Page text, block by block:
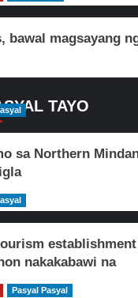
bawal magsayang
TAYO
sa Northern
nakakabawi na
Pasyal Pasyal